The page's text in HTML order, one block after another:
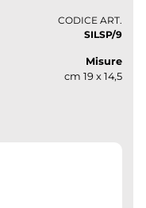
CODICE ART.
SILSP/9
Misure
cm 19 x 14,5